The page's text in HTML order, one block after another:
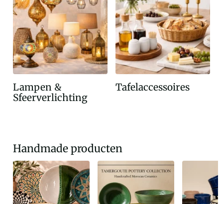
Lampen &
Sfeerverlichting
Tafelaccessoires
Handmade producten